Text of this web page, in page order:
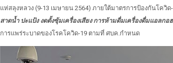
แห่สลุงหลวง (9-13 เมษายน 2564) ภายใต้มาตรการป้องกันโควิด
สาดน้ำ ปะแป้ง งดตั้งซุ้มเครื่องเสียง การห้ามดื่มเครื่องดื่มแอลกอ
การแพร่ระบาดของโรคโควิด-19 ตามที่ ศบค.กำหนด